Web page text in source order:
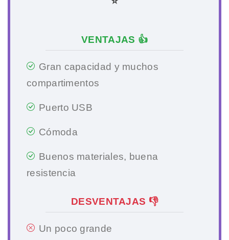
VENTAJAS 👍
Gran capacidad y muchos
compartimentos
Puerto USB
Cómoda
Buenos materiales, buena
resistencia
DESVENTAJAS 👎
Un poco grande